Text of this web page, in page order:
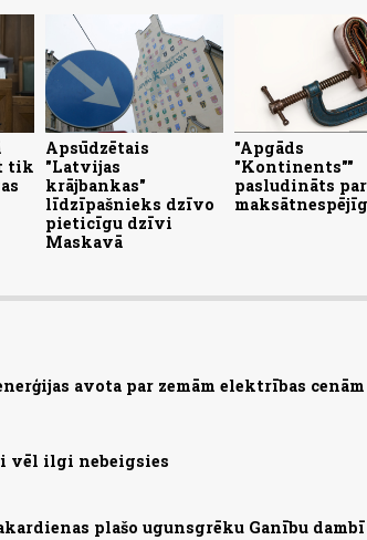
tik
Apsūdzētais
"Latvijas
krājbankas"
līdzīpašnieks dzīvo
pieticīgu dzīvi
Maskavā
"Apgāds
"Kontinents""
pasludināts par
avota par zemām elektrības cenām
vēl ilgi nebeigsies
plašo ugunsgrēku Ganību dambī